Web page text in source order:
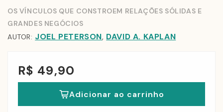
OS VÍNCULOS QUE CONSTROEM RELAÇÕES SÓLIDAS E
GRANDES NEGÓCIOS
AUTOR: JOEL PETERSON, DAVID A. KAPLAN
R$ 49,90
Adicionar ao carrinho